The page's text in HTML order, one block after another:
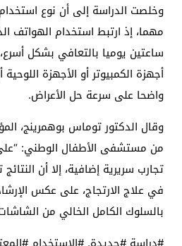
وخلصت الدراسة إلى أن نوع
مهما، إذ ارتبط استخدام الهواتف
ساعتين يوميا بالتعافي بشكل
أجهزة الكمبيوتر أو الأجهزة اللوحية
واضحا على سرعة حل الأعراض.
وقال الدكتور توماس بوهمرينج،
من مستشفى الأطفال الوطني:
تجارب سريرية إضافية، إلا أن
في علاج الارتجاج، على عكس
بالسلوك الكامل الخالي من